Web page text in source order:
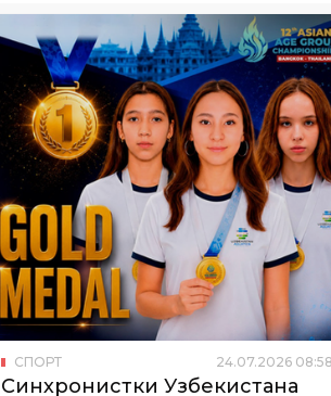
СПОРТ 24 2026 08
Синхронистки Узбекистана
выиграли золото чемпионата
Азии по водным видам спорта
Победителями стали три девушки.